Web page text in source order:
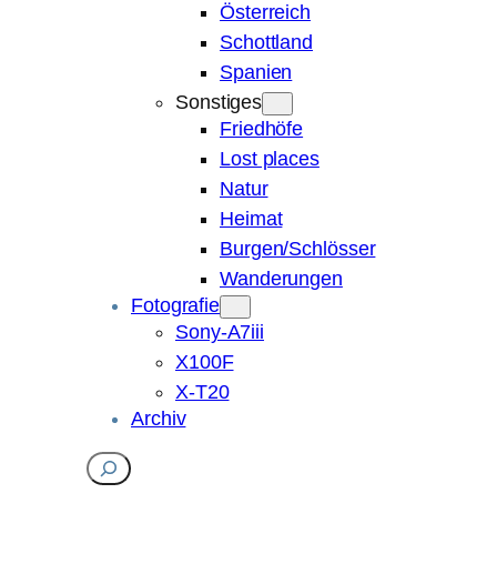
Österreich
Schottland
Spanien
Sonstiges
Friedhöfe
Lost places
Natur
Heimat
Burgen/Schlösser
Wanderungen
Fotografie
Sony-A7iii
X100F
X-T20
Archiv
Suchen